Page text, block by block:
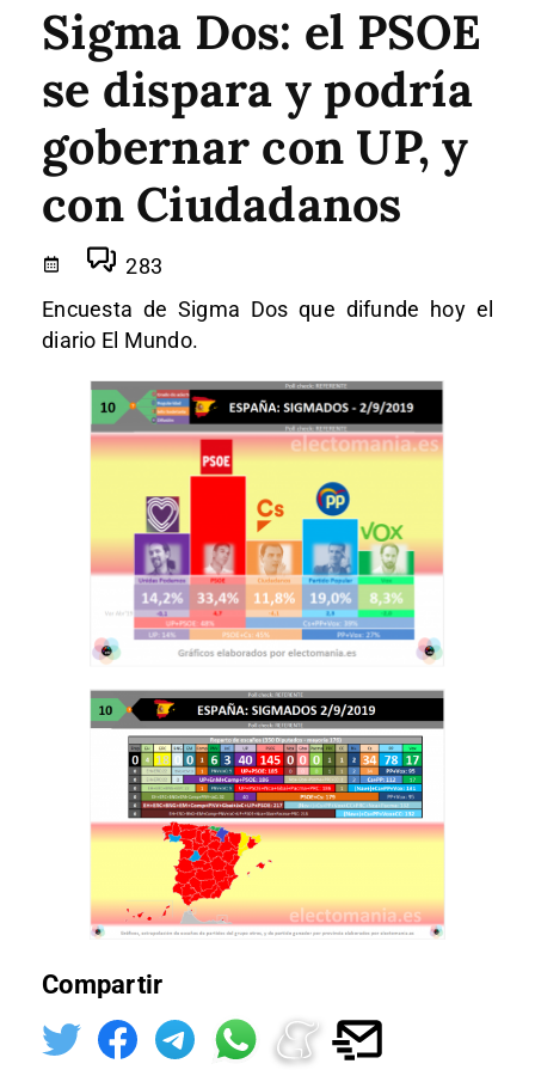
Sigma Dos: el PSOE
se dispara y podría
gobernar con UP, y
con Ciudadanos
283
Encuesta de Sigma Dos que difunde hoy el
diario El Mundo.
Compartir